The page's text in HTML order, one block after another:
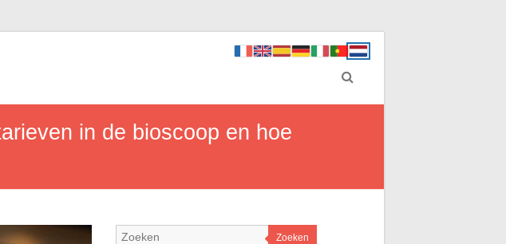
in de bioscoop en hoe
Zoeken